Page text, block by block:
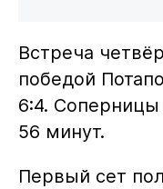
Встреча
победой
6:4. Соперницы
56 минут.
Первый сет